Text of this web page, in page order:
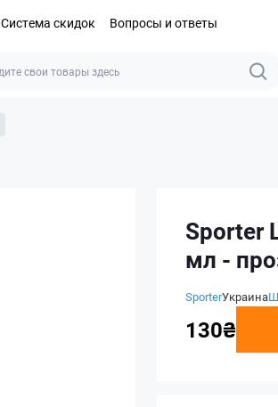
Система скидок Вопросы и ответы
Sporter
мл -
SporterУкраина
130₴